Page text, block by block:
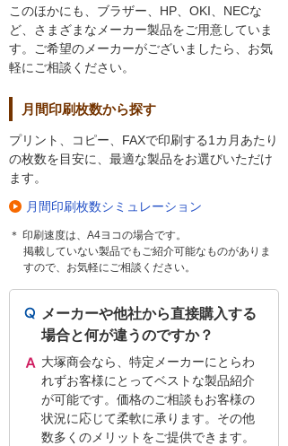
このほかにも、ブラザー、HP、OKI、NECな
ど、さまざまなメーカー製品をご用意していま
す。ご希望のメーカーがございましたら、お気
軽にご相談ください。
月間印刷枚数から探す
プリント、コピー、FAXで印刷する1カ月あたり
の枚数を目安に、最適な製品をお選びいただけ
ます。
月間印刷枚数シミュレーション
＊ 印刷速度は、A4ヨコの場合です。
掲載していない製品でもご紹介可能なものがありま
すので、お気軽にご相談ください。
メーカーや他社から直接購入する
場合と何が違うのですか？
大塚商会なら、特定メーカーにとらわ
れずお客様にとってベストな製品紹介
が可能です。価格のご相談もお客様の
状況に応じて柔軟に承ります。その他
数多くのメリットをご提供できます。